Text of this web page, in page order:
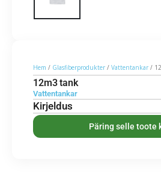
Hem / Glasfiberprodukter / Vattentankar /
12m3 tank
Vattentankar
Kirjeldus
Päring selle toote